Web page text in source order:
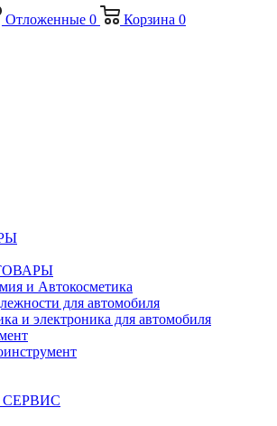
Отложенные 0 Корзина 0
и Автокосметика
для автомобиля
и электроника для автомобиля